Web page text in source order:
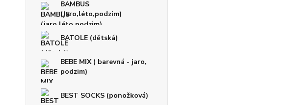
BAMBUS
(jaro,léto,podzim)
BATOLE (dětská)
BEBE MIX ( barevná - jaro,
podzim)
BEST SOCKS (ponožková)